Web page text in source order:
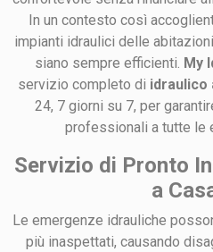
In un contesto così
impianti idraulici delle
siano sempre efficienti. My
servizio completo di idraulico
24, 7 giorni su 7, per
professionali a tutte le
Servizio di Pronto
a
Le emergenze idrauliche
più inaspettati, causando